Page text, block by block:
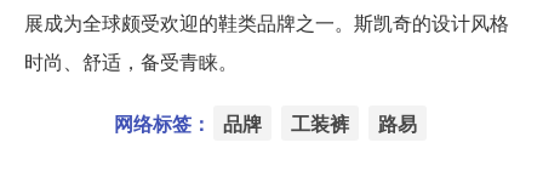
展成为全球颇受欢迎的鞋类品牌之一。斯凯奇的设计风格
时尚、舒适，备受青睐。
网络标签： 品牌 工装裤 路易